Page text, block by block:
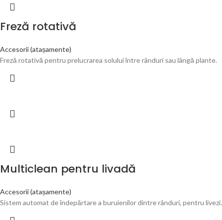
Freză rotativă
Accesorii (atașamente)
Freză rotativă pentru prelucrarea solului între rânduri sau lângă plante.
Multiclean pentru livadă
Accesorii (atașamente)
Sistem automat de îndepărtare a buruienilor dintre rânduri, pentru livezi.